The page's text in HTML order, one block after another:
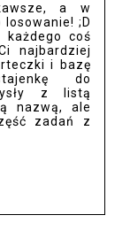
a w
losowanie! ;D
coś
najbardziej
i bazę
do
z listą
nazwą, ale
zadań z